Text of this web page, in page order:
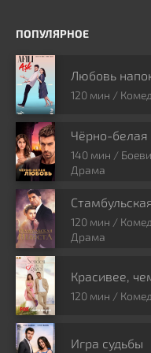
ПОПУЛЯРНОЕ
Любовь
120 мин /
Чёрно-
140 мин /
Драма
120 мин /
Драма
Красивее,
120 мин /
Игра судьбы